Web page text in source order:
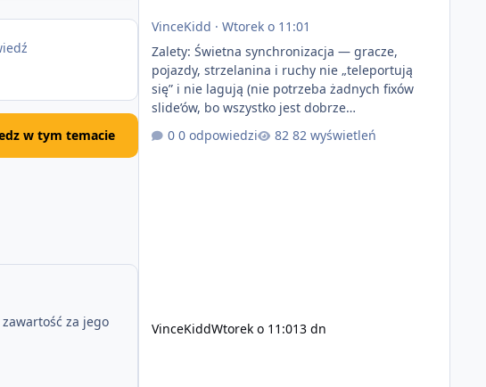
w tym temacie
za jego
VinceKidd · Wtorek o 11:01
Zalety: Świetna synchronizacja — gracze,
pojazdy, strzelanina i ruchy nie „teleportują
się” i nie lagują (nie potrzeba żadnych fixów
slide’ów, bo wszystko jest dobrze
zsynchronizowane i działa stabilnie) Ładne
wejście do gry + solidny antycheat na poziomie
0 odpowiedzi 82 wyświetleń
VinceKiddWtorek o 11:013 dn